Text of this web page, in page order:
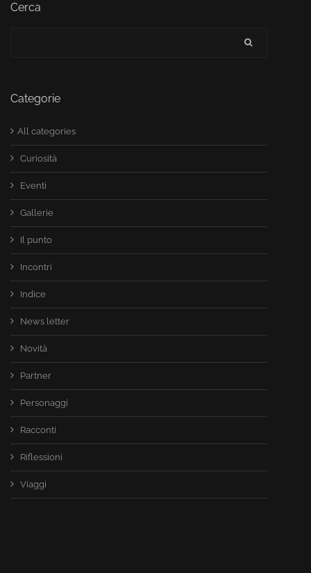
Cerca
Categorie
All categories
Curiosità
Eventi
Gallerie
Il punto
Incontri
Indice
News letter
Novità
Partner
Personaggi
Racconti
Riflessioni
Viaggi